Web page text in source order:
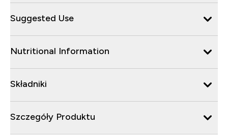
Suggested Use
Nutritional Information
Składniki
Szczegóły Produktu